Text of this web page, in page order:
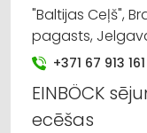
"Baltijas Ceļš",
pagasts,
+371 67 913 161
EINBÖCK
ecēšas